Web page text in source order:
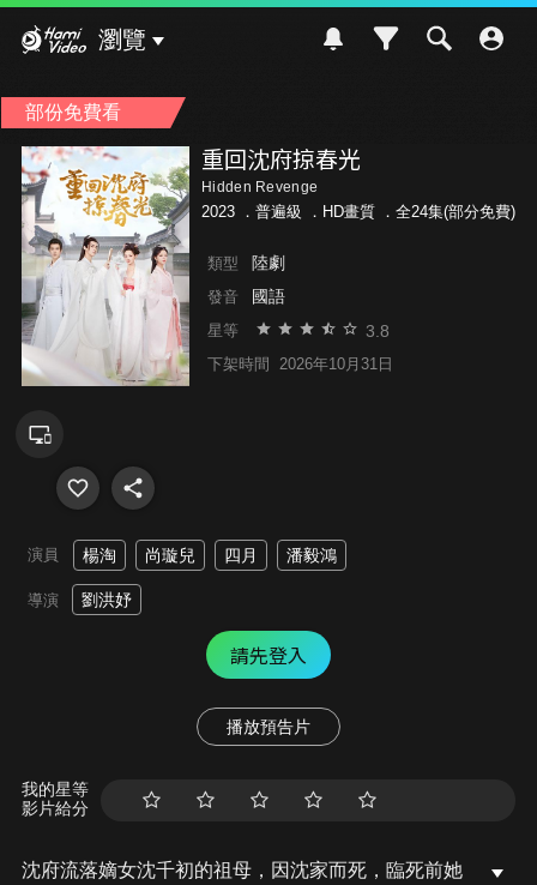
瀏覽
部份免費看
重回沈府掠春光
Hidden Revenge
2023 ． 普遍級 ．HD畫質 ．全24集(部分免費)
類型 陸劇
發音 國語
星等 3.8
下架時間 2026年10月31日
演員 楊淘 尚璇兒 四月 潘毅鴻
導演 劉洪妤
請先登入
播放預告片
我的星等
影片給分
沈府流落嫡女沈千初的祖母，因沈家而死，臨死前她